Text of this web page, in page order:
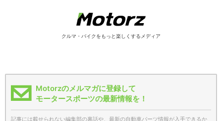
クルマ・バイクをもっと楽しくするメディア
Motorzのメルマガに登録して
モータースポーツの最新情報を！
記事には載せられない編集部の裏話や、最新の自動車パーツ情報が入手できるか